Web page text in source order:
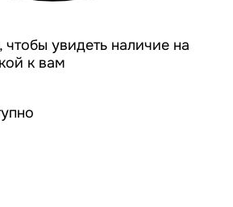
увидеть наличие на
к вам